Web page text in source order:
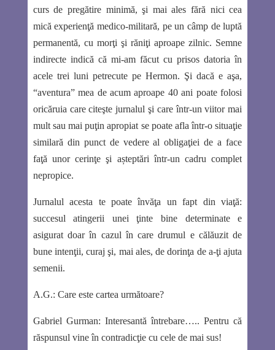
curs de pregătire minimă, şi mai ales fără nici cea
mică experienţă medico-militară, pe un câmp de luptă
permanentă, cu morţi şi răniţi aproape zilnic. Semne
indirecte indică că mi-am făcut cu prisos datoria în
acele trei luni petrecute pe Hermon. Şi dacă e aşa,
“aventura” mea de acum aproape 40 ani poate folosi
oricăruia care citeşte jurnalul şi care într-un viitor mai
mult sau mai puţin apropiat se poate afla într-o situaţie
similară din punct de vedere al obligaţiei de a face
faţă unor cerinţe şi așteptări într-un cadru complet
nepropice.
Jurnalul acesta te poate învăţa un fapt din viaţă:
succesul atingerii unei ţinte bine determinate e
asigurat doar în cazul în care drumul e călăuzit de
bune intenţii, curaj şi, mai ales, de dorinţa de a-ţi ajuta
semenii.
A.G.: Care este cartea următoare?
Gabriel Gurman: Interesantă întrebare…..Pentru că
răspunsul vine în contradicţie cu cele de mai sus!